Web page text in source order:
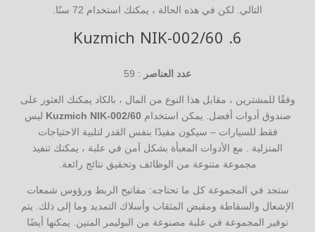
التالي. لكن في هذه الحالة ، يمكنك استخدام 72 سنًا.
6.
عدد العناصر : 59
وفقًا للمشترين ، مقابل هذا النوع من المال ، بالكاد يمكنك العثور على
صندوق أدوات أفضل. يمكن استخدام Kuzmich NIK-002/60 ليس
فقط للسيارات – سيكون مفيدًا بنفس القدر لتلبية الاحتياجات
المنزلية . مع الأدوات المعبأة بشكل آمن في علبة ، يمكنك تنفيذ
مجموعة متنوعة من الوظائف وتحقيق نتائج رائعة.
ستجد في المجموعة كل ما تحتاجه: مفاتيح الربط ورؤوس شمعات
الإشعال والسقاطة ومقبض المثقاب وأسلاك التمديد وما إلى ذلك. يتم
توفير المجموعة في علبة مصنوعة من البوليمر المتين. يمكنها أيضًا